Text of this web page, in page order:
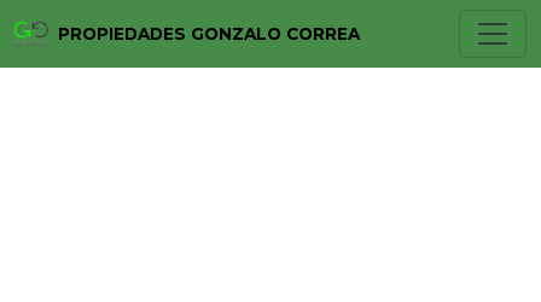
PROPIEDADES GONZALO CORREA